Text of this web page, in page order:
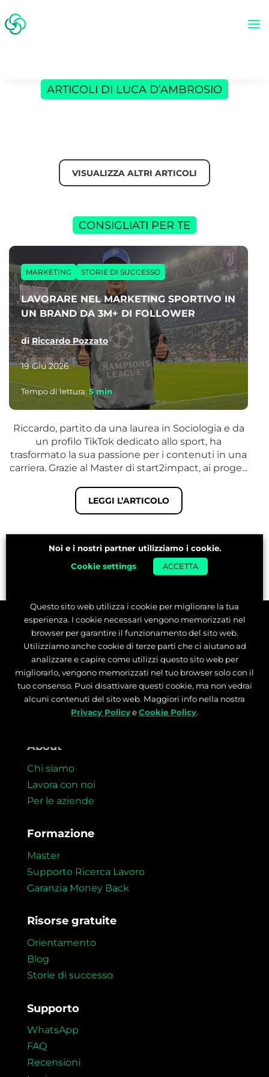
ARTICOLI DI LUCA D’AMBROSIO
VISUALIZZA ALTRI ARTICOLI
CONSIGLIATI PER TE
MARKETING STORIE DI SUCCESSO
LAVORARE NEL MARKETING SPORTIVO IN
UN BRAND DA 3M+ DI FOLLOWER
diRiccardo Pozzato
19 Giu 2026
Tempo di lettura: 5 min
Riccardo, partito da una laurea in Sociologia e da
un profilo TikTok dedicato allo sport, ha
trasformato la sua passione per i contenuti in una
carriera. Grazie al Master di start2impact, ai proge...
LEGGI L’ARTICOLO
About
Chi siamo
Lavora con noi
Per le aziende
Formazione
Master
Supporto Ricerca Lavoro
Garanzia Money Back
Risorse gratuite
Orientamento
Blog
Storie di successo
Supporto
WhatsApp
FAQ
Recensioni
Noi e i nostri partner utilizziamo i cookie.
Cookie settings
ACCETTA
Questo sito web utilizza i cookie per migliorare la tua
esperienza. I cookie necessari vengono memorizzati nel
browser per garantire il funzionamento del sito web.
Utilizziamo anche cookie di terze parti che ci aiutano ad
analizzare e capire come utilizzi questo sito web per
migliorarlo, vengono memorizzati nel tuo browser solo con il
tuo consenso. Puoi disattivare questi cookie, ma non vedrai
alcuni contenuti del sito web. Maggiori info nella nostra
Privacy PolicyeCookie Policy.